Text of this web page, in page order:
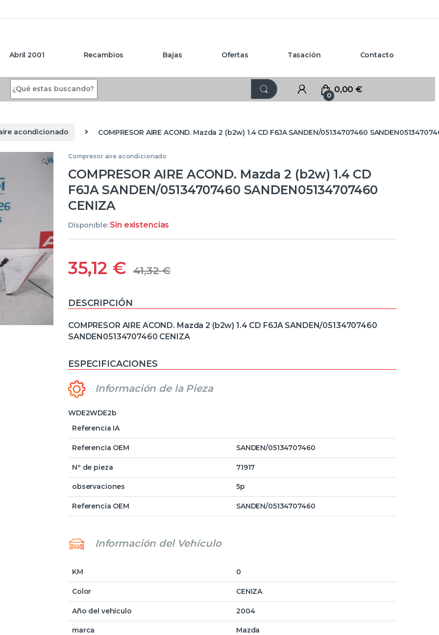
Abril 2001 Recambios Bajas Ofertas Tasación Contacto
0
0,00€
acondicionado COMPRESOR AIRE ACOND. Mazda 2 (b2w) 1.4 CD F6JA SANDEN/05134707460
🔍
Compresor aire acondicionado
COMPRESOR AIRE ACOND. Mazda 2 (b2w) 1.4 CD
F6JA SANDEN/05134707460 SANDEN05134707460
CENIZA
Disponible: Sin existencias
35,12 € 41,32€
DESCRIPCIÓN
COMPRESOR AIRE ACOND. Mazda 2 (b2w) 1.4 CD F6JA SANDEN/05134707460
SANDEN05134707460 CENIZA
ESPECIFICACIONES
Información de la Pieza
WDE2WDE2b
Referencia IA
Referencia OEM SANDEN/05134707460
Nº de pieza 71917
observaciones 5p
Referencia OEM SANDEN/05134707460
Información del Vehículo
KM 0
Color CENIZA
Año del vehículo 2004
marca Mazda